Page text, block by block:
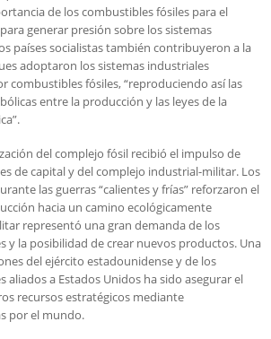
de los combustibles fósiles para el
generar presión sobre los sistemas
países socialistas también contribuyeron a la
adoptaron los sistemas industriales
combustibles fósiles, “reproduciendo así las
entre la producción y las leyes de la
del complejo fósil recibió el impulso de
de capital y del complejo industrial-militar. Los
las guerras “calientes y frías” reforzaron el
hacia un camino ecológicamente
representó una gran demanda de los
y la posibilidad de crear nuevos productos. Una
del ejército estadounidense y de los
aliados a Estados Unidos ha sido asegurar el
recursos estratégicos mediante
por el mundo.